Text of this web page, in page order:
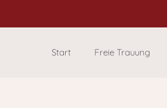
Start Freie Trauung